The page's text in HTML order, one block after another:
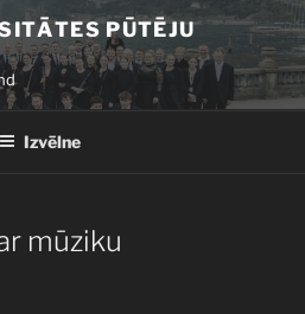
PŪTĒJU
Izvēlne
mūziku